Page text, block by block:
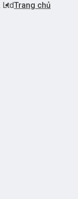
LtdTrang chủ